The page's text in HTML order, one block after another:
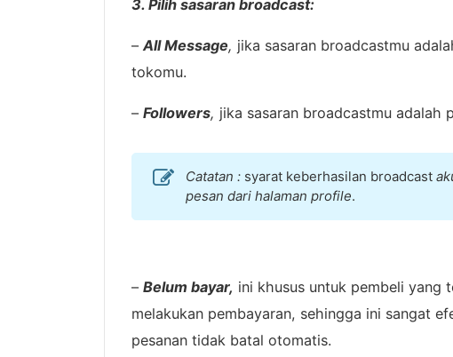
3. Pilih sasaran broadcast:
–All Message, jika sasaran broadcastmu
tokomu.
– Followers, jika sasaran broadcastmu adalah
Catatan : syarat keberhasilan broadcast
pesan dari halaman profile.
– Belum bayar, ini khusus untuk pembeli yang
melakukan pembayaran, sehingga ini sangat
pesanan tidak batal otomatis.